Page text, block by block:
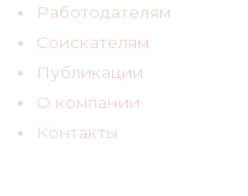
Работодателям
Соискателям
Публикации
О компании
Контакты